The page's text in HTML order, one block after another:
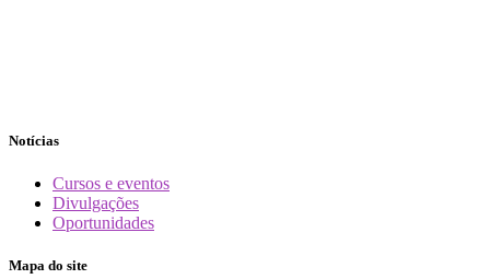
Notícias
Cursos e eventos
Divulgações
Oportunidades
Mapa do site